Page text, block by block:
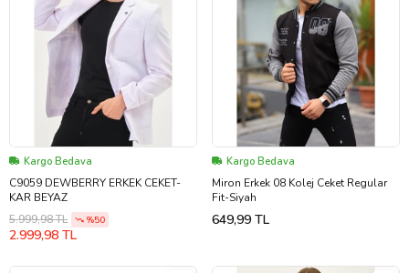
Kargo Bedava
C9059 DEWBERRY ERKEK CEKET-
KAR BEYAZ
5.999,98 TL
%50
2.999,98 TL
Kargo Bedava
Miron Erkek 08 Kolej Ceket Regular
Fit-Siyah
649,99 TL